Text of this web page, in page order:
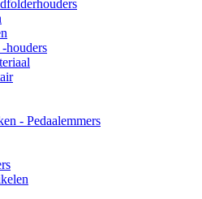
houders
- Pedaalemmers